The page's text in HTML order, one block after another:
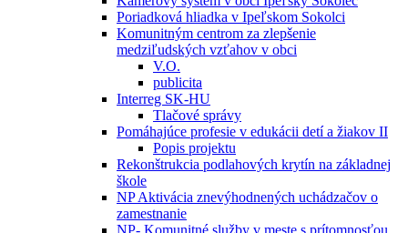
Poriadková hliadka v Ipeľskom Sokolci
Komunitným centrom za zlepšenie
medziľudských vzťahov v obci
V.O.
publicita
Interreg SK-HU
Tlačové správy
Pomáhajúce profesie v edukácii detí a žiakov II
Popis projektu
Rekonštrukcia podlahových krytín na základnej
škole
NP Aktivácia znevýhodnených uchádzačov o
zamestnanie
NP- Komunitné služby v meste s prítomnosťou